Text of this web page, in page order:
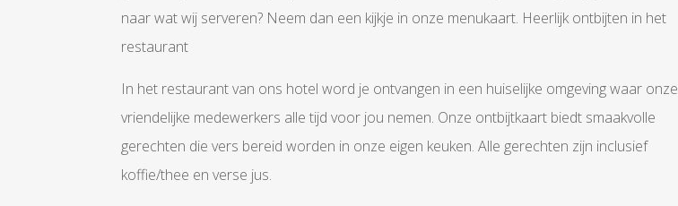
naar wat wij serveren? Neem dan een kijkje in onze menukaart. Heerlijk ontbijten in het
restaurant
In het restaurant van ons hotel word je ontvangen in een huiselijke omgeving waar onze
vriendelijke medewerkers alle tijd voor jou nemen. Onze ontbijtkaart biedt smaakvolle
gerechten die vers bereid worden in onze eigen keuken. Alle gerechten zijn inclusief
koffie/thee en verse jus.